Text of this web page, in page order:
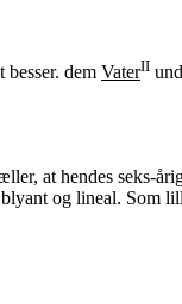
besser. dem VaterII
at hendes seks-
og lineal. Som